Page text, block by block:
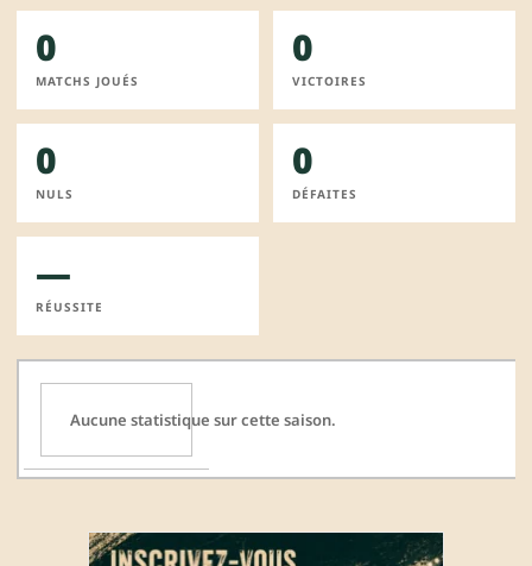
0
MATCHS JOUÉS
0
VICTOIRES
0
NULS
0
DÉFAITES
—
RÉUSSITE
Aucune statistique sur cette saison.